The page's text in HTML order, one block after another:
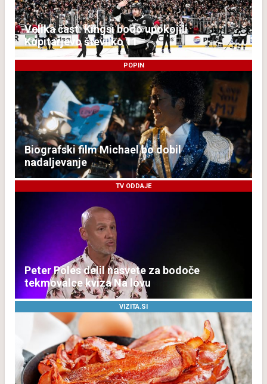
Velika čast: Kingsi bodo upokojili
Kopitarjevo številko 11
POPIN
Biografski film Michael bo dobil
nadaljevanje
TV ODDAJE
Peter Poles delil nasvete za bodoče
tekmovalce kviza Na lovu
VIZITA.SI